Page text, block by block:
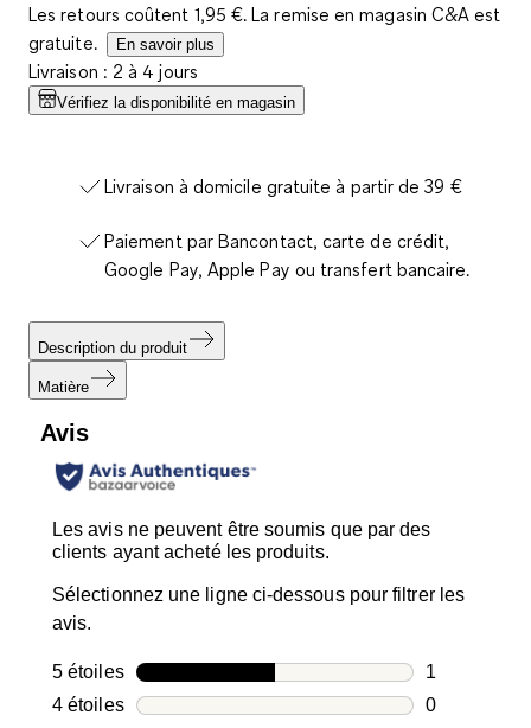
Les retours coûtent 1,95 €. La remise en magasin C&A est
gratuite.
En savoir plus
Livraison : 2 à 4 jours
Vérifiez la disponibilité en magasin
Livraison à domicile gratuite à partir de 39 €
Paiement par Bancontact, carte de crédit,
Google Pay, Apple Pay ou transfert bancaire.
Description du produit
Matière
Avis
Les avis ne peuvent être soumis que par des
clients ayant acheté les produits.
Sélectionnez une ligne ci-dessous pour filtrer les
avis.
5 étoilesétoiles
1
1 avis avec
4 étoilesétoiles
0